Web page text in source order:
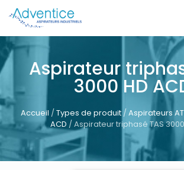
Aspirateur
3000 HD
Accueil /Types de produit /Aspirateurs
ACD / Aspirateur triphasé TAS 3000